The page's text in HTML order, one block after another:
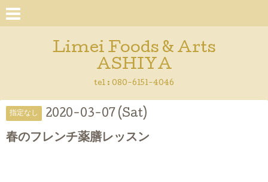
Limei Foods & Arts
ASHIYA
tel : 080-6151-4046
指定なし 2020-03-07 (Sat)
春のフレンチ薬膳レッスン